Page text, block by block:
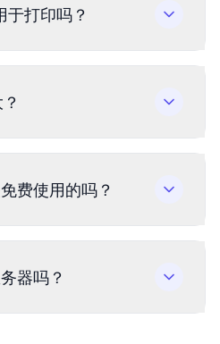
打印吗？
费使用的吗？
器吗？